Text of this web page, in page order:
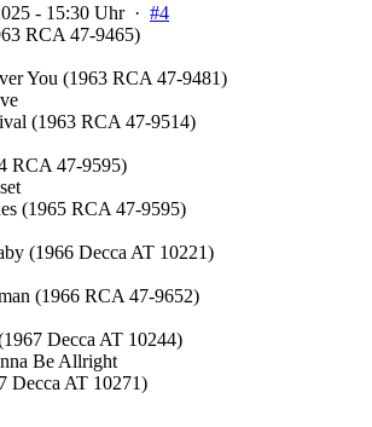
- 15:30 Uhr · #4
RCA 47-9465)
You (1963 RCA 47-9481)
(1963 RCA 47-9514)
RCA 47-9595)
(1965 RCA 47-9595)
(1966 Decca AT 10221)
(1966 RCA 47-9652)
Decca AT 10244)
Be Allright
Decca AT 10271)